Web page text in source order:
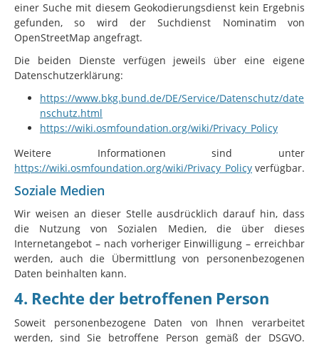
einer Suche mit diesem Geokodierungsdienst kein Ergebnis
gefunden, so wird der Suchdienst Nominatim von
OpenStreetMap angefragt.
Die beiden Dienste verfügen jeweils über eine eigene
Datenschutzerklärung:
https://www.bkg.bund.de/DE/Service/Datenschutz/date
nschutz.html
https://wiki.osmfoundation.org/wiki/Privacy_Policy
Weitere Informationen sind unter
https://wiki.osmfoundation.org/wiki/Privacy_Policy verfügbar.
Soziale Medien
Wir weisen an dieser Stelle ausdrücklich darauf hin, dass
die Nutzung von Sozialen Medien, die über dieses
Internetangebot – nach vorheriger Einwilligung – erreichbar
werden, auch die Übermittlung von personenbezogenen
Daten beinhalten kann.
4. Rechte der betroffenen Person
Soweit personenbezogene Daten von Ihnen verarbeitet
werden, sind Sie betroffene Person gemäß der DSGVO.